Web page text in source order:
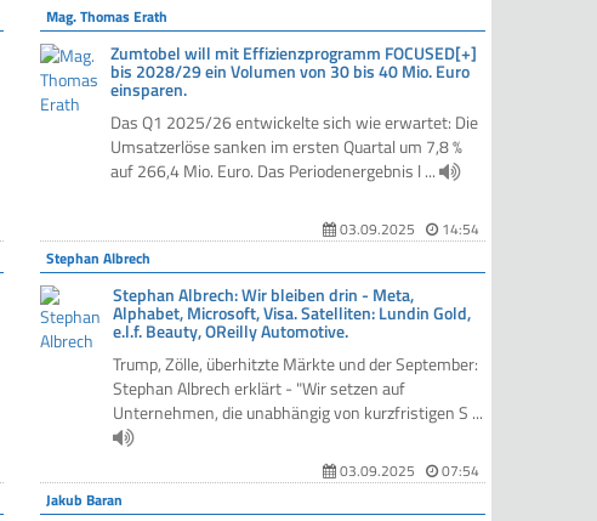
Mag. Thomas Erath
Zumtobel will mit Effizienzprogramm FOCUSED[+]
bis 2028/29 ein Volumen von 30 bis 40 Mio. Euro
einsparen.
Das Q1 2025/26 entwickelte sich wie erwartet: Die
Umsatzerlöse sanken im ersten Quartal um 7,8 %
auf 266,4 Mio. Euro. Das Periodenergebnis l ...
03.09.2025
14:54
Stephan Albrech
Stephan Albrech: Wir bleiben drin - Meta,
Alphabet, Microsoft, Visa. Satelliten: Lundin Gold,
e.l.f. Beauty, OReilly Automotive.
Trump, Zölle, überhitzte Märkte und der September:
Stephan Albrech erklärt - "Wir setzen auf
Unternehmen, die unabhängig von kurzfristigen S ...
03.09.2025
07:54
Jakub Baran